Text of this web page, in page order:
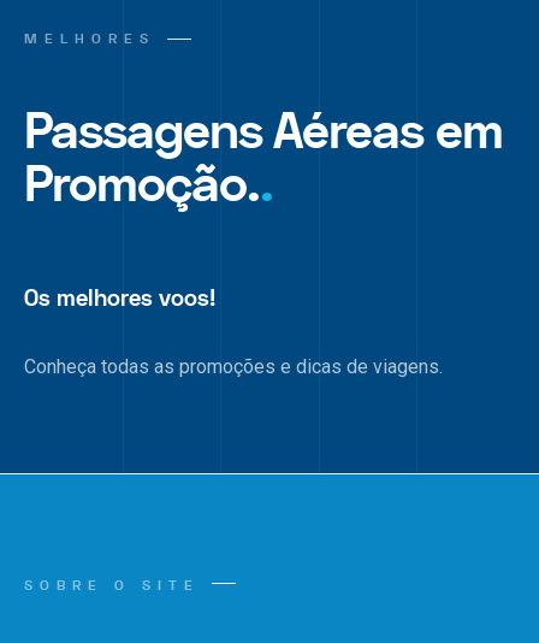
MELHORES
Passagens Aéreas em
Promoção..
Os melhores voos!
Conheça todas as promoções e dicas de viagens.
SOBRE O SITE